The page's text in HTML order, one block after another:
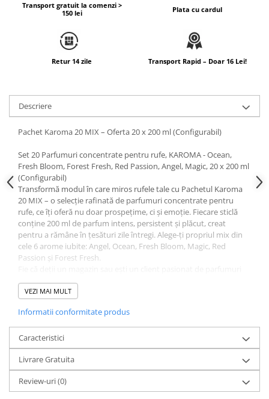
Lumânări cununie / botez
Decor & Obiecte Design
Oglinzi decorative
B2B / Profesional
Profesional
Sisteme de Parfumare HoReCa &
Comercial
Difuzoare de arome Profesionale
Rezerve pentru difuzoare de arome
HoReCa
Producție și Creație Lumânări
Ceruri și materii prime pentru
lumânări
Sapunuri & Aromaterapie
Materii Prime & Substanțe (Hobby
& Tech)
Ambalaje și Recipiente
Profesionale
Flacoane & Recipiente
Cutii carton și soluții de expediere
Soluții Retail, B2B & Display
Transport gratuit la comenzi >
150 lei
Plata cu cardul
Retur 14 zile Transport Rapid – Doar 16 Lei!
Descriere
Pachet Karoma 20 MIX – Oferta 20 x 200 ml (Configurabil)
Set 20 Parfumuri concentrate pentru rufe, KAROMA - Ocean,
Fresh Bloom, Forest Fresh, Red Passion, Angel, Magic, 20 x 200 ml
(Configurabil)
Transformă modul în care miros rufele tale cu Pachetul Karoma
20 MIX – o selecție rafinată de parfumuri concentrate pentru
rufe, ce îți oferă nu doar prospețime, ci și emoție. Fiecare sticlă
conține 200 ml de parfum intens, persistent și plăcut, creat
pentru a rămâne în țesături zile întregi. Alege-ți propriul mix din
cele 6 arome iubite: Angel, Ocean, Fresh Bloom, Magic, Red
Passion și Forest Fresh.
de rufe, acest pachet configurabil este soluția inteligentă care îți
aduce libertate, diversitate și un preț excelent per bucată.
care doresc diversitate, flexibilitate și un preț avantajos per
bucată.
Conținut standard pachet::
3 × Angel
3 × Ocean
3 × Fresh Bloom
3 × Magic
4 × Red Passion
VEZI MAI MULT
Informatii conformitate produs
Caracteristici
Livrare Gratuita
Review-uri(0)